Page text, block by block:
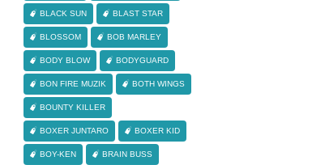
BLACK SUN BLAST STAR
BLOSSOM BOB MARLEY
BODY BLOW BODYGUARD
BON FIRE MUZIK BOTH WINGS
BOUNTY KILLER
BOXER JUNTARO BOXER KID
BOY-KEN BRAIN BUSS